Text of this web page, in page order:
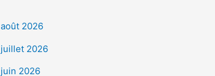
août 2026
juillet 2026
juin 2026